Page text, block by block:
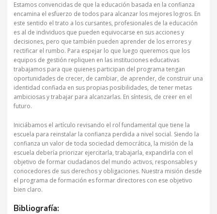
Estamos convencidas de que la educación basada en la confianza
encamina el esfuerzo de todos para alcanzar los mejores logros. En
este sentido el trato a los cursantes, profesionales de la educación
es al de individuos que pueden equivocarse en sus acciones y
decisiones, pero que también pueden aprender de los errores y
rectificar el rumbo. Para espejar lo que luego queremos que los
equipos de gestión repliquen en las instituciones educativas
trabajamos para que quienes participan del programa tengan
oportunidades de crecer, de cambiar, de aprender, de construir una
identidad confiada en sus propias posibilidades, de tener metas
ambiciosas y trabajar para alcanzarlas. En síntesis, de creer en el
futuro.
Iniciábamos el artículo revisando el rol fundamental que tiene la
escuela para reinstalar la confianza perdida a nivel social. Siendo la
confianza un valor de toda sociedad democrática, la misión de la
escuela debería priorizar ejercitarla, trabajarla, expandirla con el
objetivo de formar ciudadanos del mundo activos, responsables y
conocedores de sus derechos y obligaciones. Nuestra misión desde
el programa de formación es formar directores con ese objetivo
bien claro.
Bibliografía: